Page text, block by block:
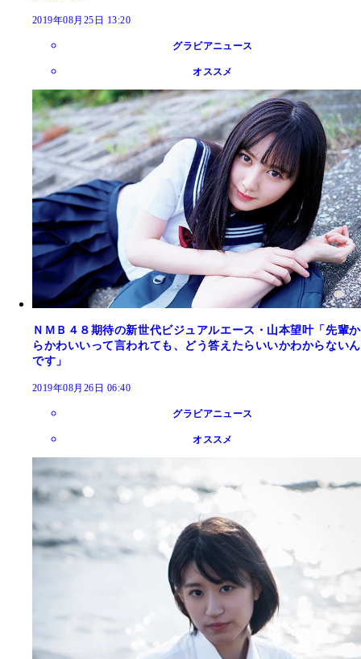
2019年08月25日 13:20
グラビアニュース
オススメ
ＮＭＢ４８期待の新世代ビジュアルエース・山本望叶「先輩か
らかわいいって言われても、どう答えたらいいかわからないん
です」
2019年08月26日 06:40
グラビアニュース
オススメ